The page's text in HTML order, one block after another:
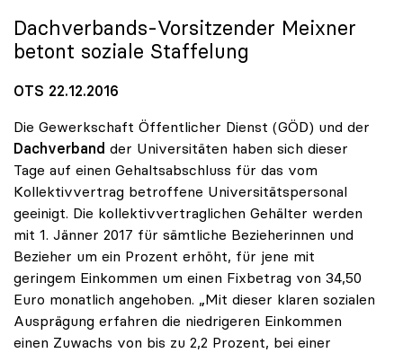
Dachverbands-Vorsitzender Meixner
betont soziale Staffelung
OTS 22.12.2016
Die Gewerkschaft Öffentlicher Dienst (GÖD) und der
Dachverband der Universitäten haben sich dieser
Tage auf einen Gehaltsabschluss für das vom
Kollektivvertrag betroffene Universitätspersonal
geeinigt. Die kollektivvertraglichen Gehälter werden
mit 1. Jänner 2017 für sämtliche Bezieherinnen und
Bezieher um ein Prozent erhöht, für jene mit
geringem Einkommen um einen Fixbetrag von 34,50
Euro monatlich angehoben. „Mit dieser klaren sozialen
Ausprägung erfahren die niedrigeren Einkommen
einen Zuwachs von bis zu 2,2 Prozent, bei einer